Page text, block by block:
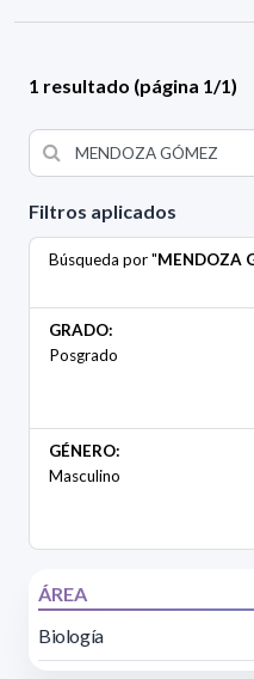
Filtros aplicados
Búsqueda por "MENDOZA
GRADO:
Posgrado
GÉNERO:
Masculino
ÁREA
Biología
1 resultado (página 1/1)